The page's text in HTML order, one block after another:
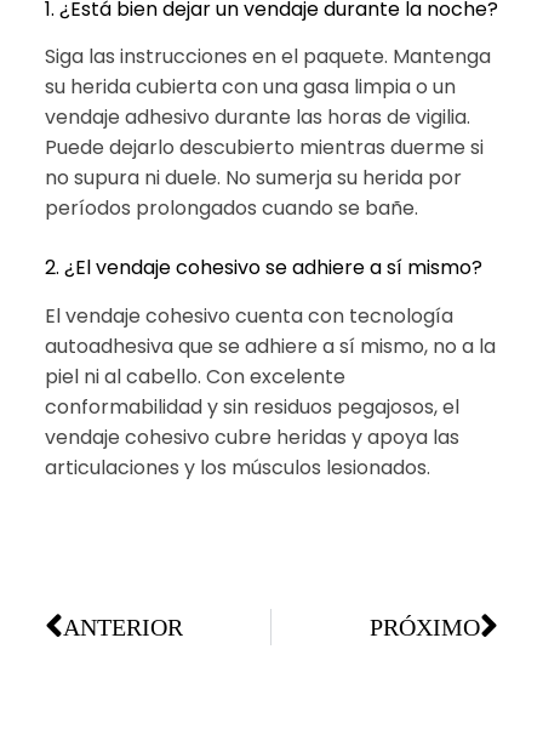
1. ¿Está bien dejar un vendaje durante la noche?
Siga las instrucciones en el paquete. Mantenga
su herida cubierta con una gasa limpia o un
vendaje adhesivo durante las horas de vigilia.
Puede dejarlo descubierto mientras duerme si
no supura ni duele. No sumerja su herida por
períodos prolongados cuando se bañe.
2. ¿El vendaje cohesivo se adhiere a sí mismo?
El vendaje cohesivo cuenta con tecnología
autoadhesiva que se adhiere a sí mismo, no a la
piel ni al cabello. Con excelente
conformabilidad y sin residuos pegajosos, el
vendaje cohesivo cubre heridas y apoya las
articulaciones y los músculos lesionados.
ANTERIOR PRÓXIMO